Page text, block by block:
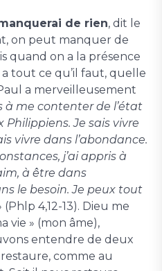
de rien, dit le
on peut manquer de
quand on a la présence
a tout ce qu’il faut, quelle
a merveilleusement
à me contenter de l’état
Je sais vivre
vivre dans l’abondance.
j’ai appris à
à être dans
le besoin. Je peux tout
(Phlp 4,12-13). Dieu me
vie » (mon âme),
entendre de deux
comme au